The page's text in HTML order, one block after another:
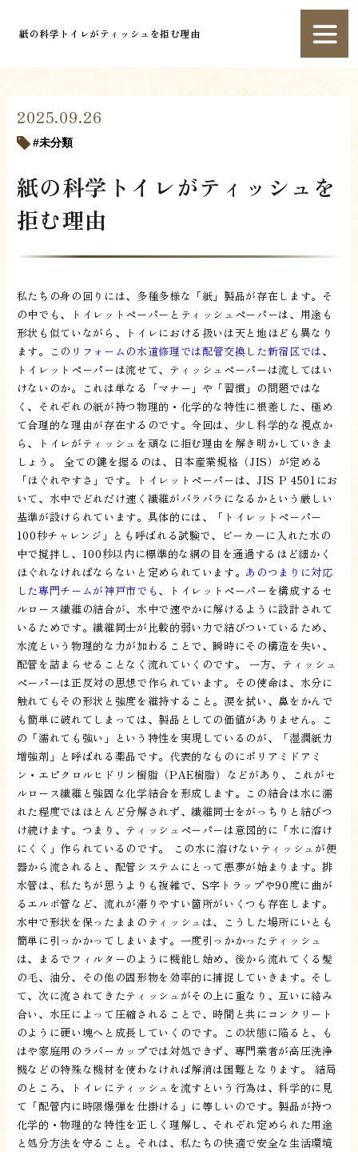
紙の科学トイレがティッシュを拒む理由
2025.09.26
未分類
紙の科学トイレがティッシュを
拒む理由
私たちの身の回りには、多種多様な「紙」製品が存在します。そ
の中でも、トイレットペーパーとティッシュペーパーは、用途も
形状も似ていながら、トイレにおける扱いは天と地ほども異なり
ます。
このリフォームの水道修理では配管交換した新宿区では、
トイレットペーパーは流せて、ティッシュペーパーは流してはい
けないのか。これは単なる「マナー」や「習慣」の問題ではな
く、それぞれの紙が持つ物理的・化学的な特性に根差した、極め
て合理的な理由が存在するのです。今回は、少し科学的な視点か
ら、トイレがティッシュを頑なに拒む理由を解き明かしていきま
しょう。 全ての鍵を握るのは、日本産業規格（JIS）が定める
「ほぐれやすさ」です。トイレットペーパーは、JIS P 4501にお
いて、水中でどれだけ速く繊維がバラバラになるかという厳しい
基準が設けられています。具体的には、「トイレットペーパー
100秒チャレンジ」とも呼ばれる試験で、ビーカーに入れた水の
中で撹拌し、100秒以内に標準的な網の目を通過するほど細かく
ほぐれなければならないと定められています。 あのつまりに対応
した専門チームが神戸市でも 、トイレットペーパーを構成するセ
ルロース繊維の結合が、水中で速やかに解けるように設計されて
いるためです。繊維同士が比較的弱い力で結びついているため、
水流という物理的な力が加わることで、瞬時にその構造を失い、
配管を詰まらせることなく流れていくのです。 一方、ティッシュ
ペーパーは正反対の思想で作られています。その使命は、水分に
触れてもその形状と強度を維持すること。涙を拭い、鼻をかんで
も簡単に破れてしまっては、製品としての価値がありません。こ
の「濡れても強い」という特性を実現しているのが、「湿潤紙力
増強剤」と呼ばれる薬品です。代表的なものにポリアミドアミ
ン・エピクロルヒドリン樹脂（PAE樹脂）などがあり、これがセ
ルロース繊維と強固な化学結合を形成します。この結合は水に濡
れた程度ではほとんど分解されず、繊維同士をがっちりと結びつ
け続けます。つまり、ティッシュペーパーは意図的に「水に溶け
にくく」作られているのです。 この水に溶けないティッシュが便
器から流されると、配管システムにとって悪夢が始まります。排
水管は、私たちが思うよりも複雑で、S字トラップや90度に曲が
るエルボ管など、流れが滞りやすい箇所がいくつも存在します。
水中で形状を保ったままのティッシュは、こうした場所にいとも
簡単に引っかかってしまいます。一度引っかかったティッシュ
は、まるでフィルターのように機能し始め、後から流れてくる髪
の毛、油分、その他の固形物を効率的に捕捉していきます。そし
て、次に流されてきたティッシュがその上に重なり、互いに絡み
合い、水圧によって圧縮されることで、時間と共にコンクリート
のように硬い塊へと成長していくのです。この状態に陥ると、も
はや家庭用のラバーカップでは対処できず、専門業者が高圧洗浄
機などの特殊な機材を使わなければ解消は困難となります。 結局
のところ、トイレにティッシュを流すという行為は、科学的に見
て「配管内に時限爆弾を仕掛ける」に等しいのです。製品が持つ
化学的・物理的な特性を正しく理解し、それぞれ定められた用途
と処分方法を守ること。それは、私たちの快適で安全な生活環境